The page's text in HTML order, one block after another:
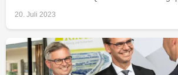
20. Juli 2023